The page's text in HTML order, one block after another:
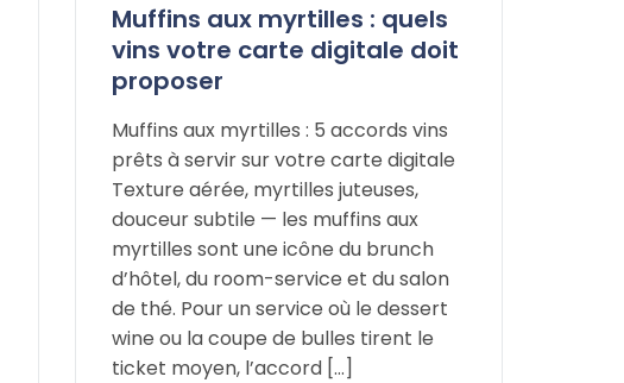
Muffins aux myrtilles : quels
vins votre carte digitale doit
proposer
Muffins aux myrtilles : 5 accords vins
prêts à servir sur votre carte digitale
Texture aérée, myrtilles juteuses,
douceur subtile — les muffins aux
myrtilles sont une icône du brunch
d’hôtel, du room-service et du salon
de thé. Pour un service où le dessert
wine ou la coupe de bulles tirent le
ticket moyen, l’accord […]